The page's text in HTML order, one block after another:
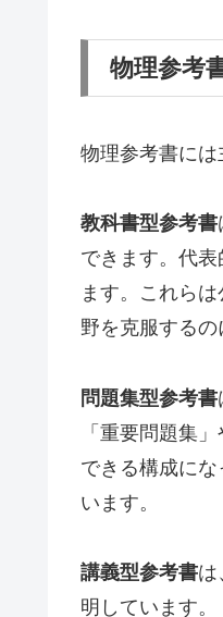
物理参考
物理参考書には
教科書型参考書
できます。代
ます。これら
野を克服するの
問題集型参考書
「重要問題集
できる構成に
います。
講義型参考書は
明しています